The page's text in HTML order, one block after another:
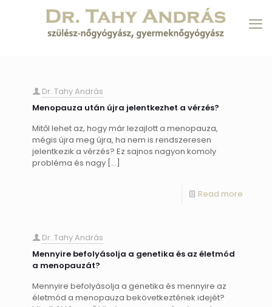
Dr. Tahy András
Menopauza után újra jelentkezhet a vérzés?
Mitől lehet az, hogy már lezajlott a menopauza,
mégis újra meg újra, ha nem is rendszeresen
jelentkezik a vérzés? Ez sajnos nagyon komoly
probléma és nagy […]
Read more
Dr. Tahy András
Mennyire befolyásolja a genetika és az életmód
a menopauzát?
Mennyire befolyásolja a genetika és mennyire az
életmód a menopauza bekövetkeztének idejét?